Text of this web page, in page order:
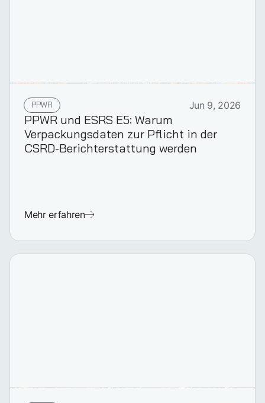
PPWR Jun 9, 2026
PPWR und ESRS E5: Warum
Verpackungsdaten zur Pflicht in der
CSRD-Berichterstattung werden
Mehr erfahren